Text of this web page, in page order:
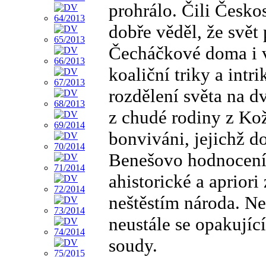
prohrálo. Čili
dobře věděl, že
Čecháčkové doma
koaliční triky a
rozdělení světa na
z chudé rodiny z
bonviváni, jejichž
Benešovo
ahistorické a apriori
neštěstím národa.
neustále se
soudy.